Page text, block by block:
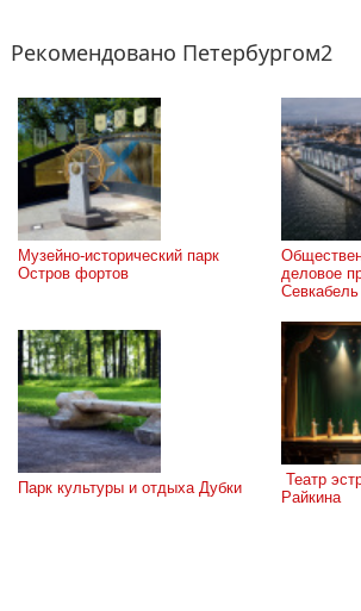
Рекомендовано Петербургом2
Музейно-исторический парк
Остров фортов
деловое
Парк культуры и отдыха Дубки
Райкина